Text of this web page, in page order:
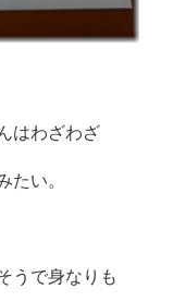
はわざわざ
たい。
うで身なりも